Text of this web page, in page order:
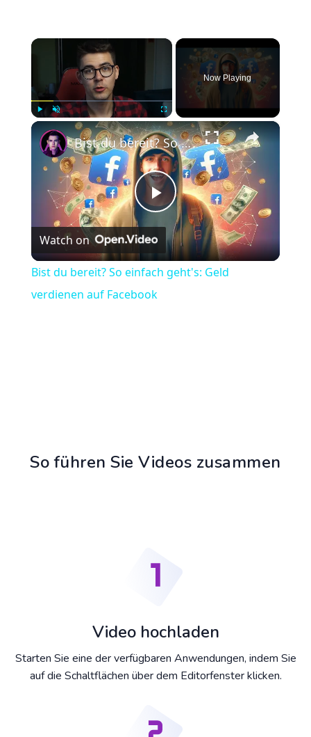
×
Fullscreen
Now Playing
×
Play
Video
Bist du bereit? So einfach geht's: Geld verdienen auf Facebook
Watch on
Bist du bereit? So einfach geht's: Geld
verdienen auf Facebook
So führen Sie Videos zusammen
Video hochladen
Starten Sie eine der verfügbaren Anwendungen, indem Sie
auf die Schaltflächen über dem Editorfenster klicken.